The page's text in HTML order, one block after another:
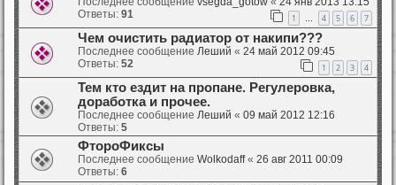
Ответы: 91 1 … 4 5 6 7
Чем очистить радиатор от накипи???
Последнее сообщение Леший « 24 май 2012 09:45
Ответы: 52 1 2 3 4
Тем кто ездит на пропане. Регулеровка,
доработка и прочее.
Последнее сообщение Леший « 09 май 2012 12:16
Ответы: 5
ФтороФиксы
Последнее сообщение Wolkodaff« 26 авг 2011 00:09
Ответы: 6